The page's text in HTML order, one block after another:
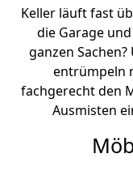
Keller läuft fast
die Garage
ganzen
entrümpeln
fachgerecht den
Ausmisten